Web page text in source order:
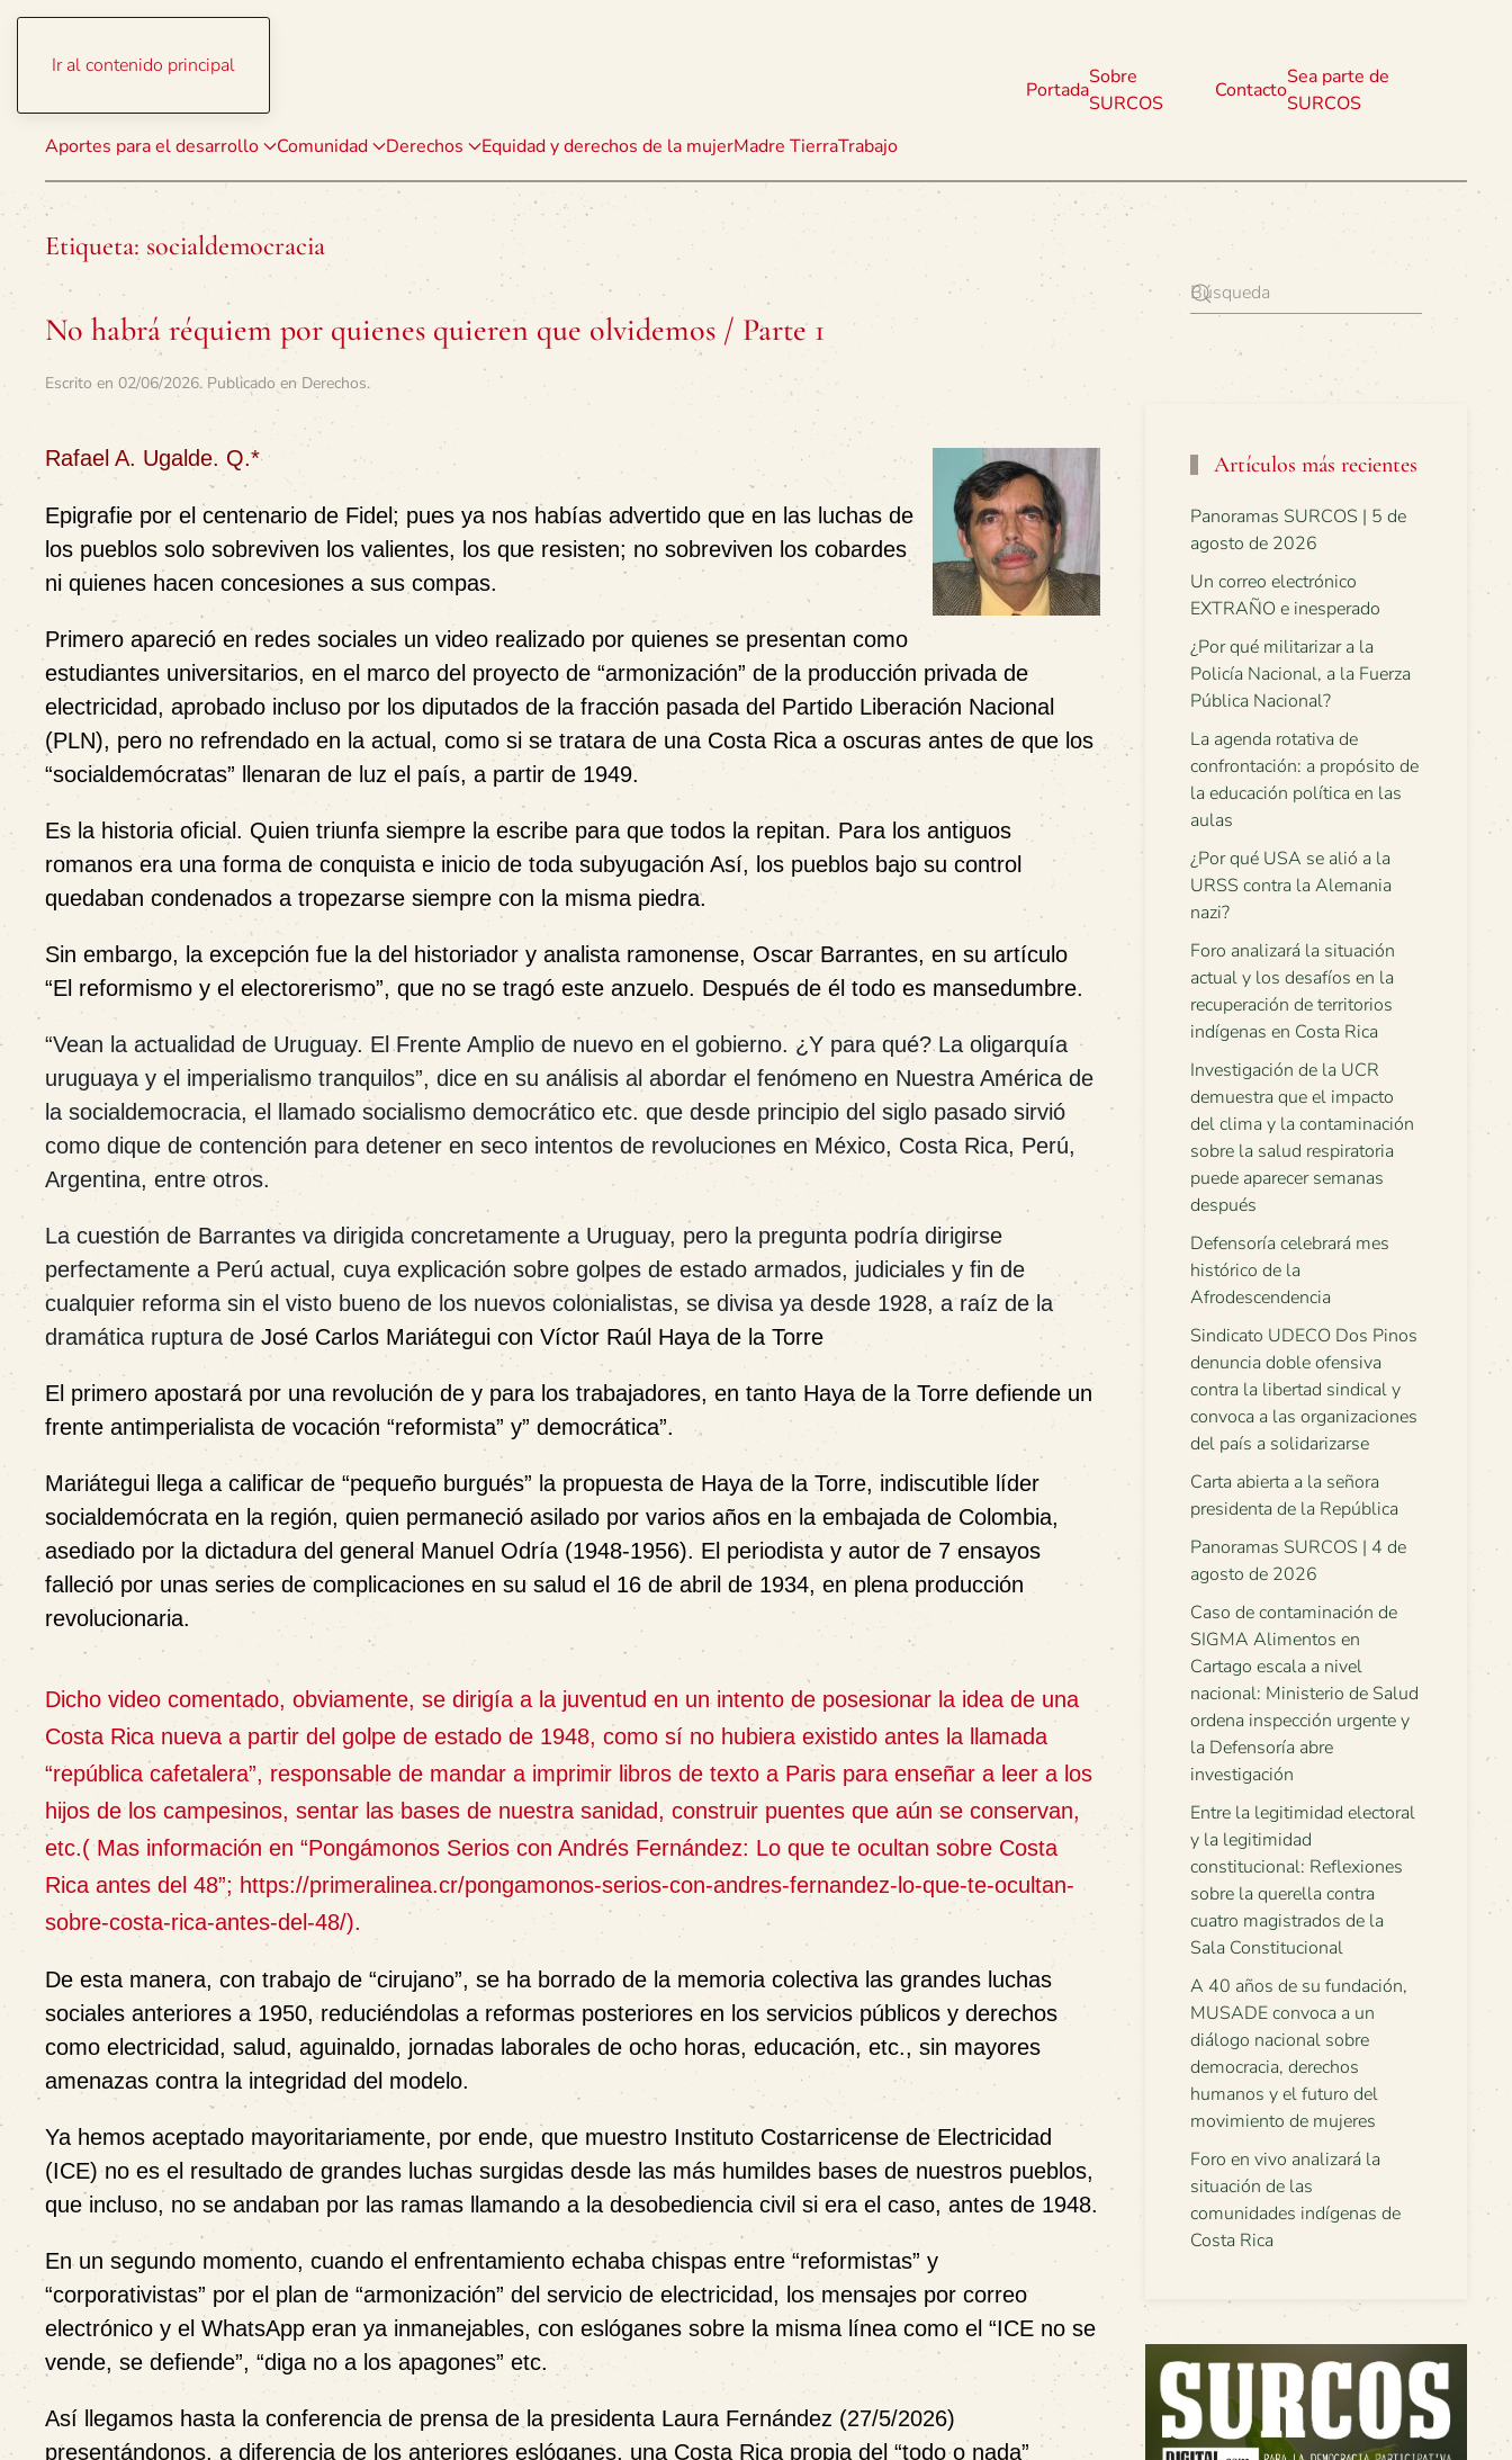
Ir al contenido principal
Aportes para el desarrollo Comunidad Derechos Equidad y derechos de la mujerMadre TierraTrabajo
Portada
Sobre
SURCOS
Contacto
Sea parte de
SURCOS
Etiqueta: socialdemocracia
No habrá réquiem por quienes quieren que olvidemos / Parte 1
Escrito en 02/06/2026. Publicado en Derechos.
Rafael A. Ugalde. Q.*
Epigrafie por el centenario de Fidel; pues ya nos habías advertido que en las luchas de
los pueblos solo sobreviven los valientes, los que resisten; no sobreviven los cobardes
ni quienes hacen concesiones a sus compas.
Primero apareció en redes sociales un video realizado por quienes se presentan como
estudiantes universitarios, en el marco del proyecto de “armonización” de la producción privada de
electricidad, aprobado incluso por los diputados de la fracción pasada del Partido Liberación Nacional
(PLN), pero no refrendado en la actual, como si se tratara de una Costa Rica a oscuras antes de que los
“socialdemócratas” llenaran de luz el país, a partir de 1949.
Es la historia oficial. Quien triunfa siempre la escribe para que todos la repitan. Para los antiguos
romanos era una forma de conquista e inicio de toda subyugación Así, los pueblos bajo su control
quedaban condenados a tropezarse siempre con la misma piedra.
Sin embargo, la excepción fue la del historiador y analista ramonense, Oscar Barrantes, en su artículo
“El reformismo y el electorerismo”, que no se tragó este anzuelo. Después de él todo es mansedumbre.
“Vean la actualidad de Uruguay. El Frente Amplio de nuevo en el gobierno. ¿Y para qué? La oligarquía
uruguaya y el imperialismo tranquilos”, dice en su análisis al abordar el fenómeno en Nuestra América de
la socialdemocracia, el llamado socialismo democrático etc. que desde principio del siglo pasado sirvió
como dique de contención para detener en seco intentos de revoluciones en México, Costa Rica, Perú,
Argentina, entre otros.
La cuestión de Barrantes va dirigida concretamente a Uruguay, pero la pregunta podría dirigirse
perfectamente a Perú actual, cuya explicación sobre golpes de estado armados, judiciales y fin de
cualquier reforma sin el visto bueno de los nuevos colonialistas, se divisa ya desde 1928, a raíz de la
dramática ruptura de José Carlos Mariátegui con Víctor Raúl Haya de la Torre
El primero apostará por una revolución de y para los trabajadores, en tanto Haya de la Torre defiende un
frente antimperialista de vocación “reformista” y” democrática”.
Mariátegui llega a calificar de “pequeño burgués” la propuesta de Haya de la Torre, indiscutible líder
socialdemócrata en la región, quien permaneció asilado por varios años en la embajada de Colombia,
asediado por la dictadura del general Manuel Odría (1948-1956). El periodista y autor de 7 ensayos
falleció por unas series de complicaciones en su salud el 16 de abril de 1934, en plena producción
revolucionaria.
Dicho video comentado, obviamente, se dirigía a la juventud en un intento de posesionar la idea de una
Costa Rica nueva a partir del golpe de estado de 1948, como sí no hubiera existido antes la llamada
“república cafetalera”, responsable de mandar a imprimir libros de texto a Paris para enseñar a leer a los
hijos de los campesinos, sentar las bases de nuestra sanidad, construir puentes que aún se conservan,
etc.( Mas información en “Pongámonos Serios con Andrés Fernández: Lo que te ocultan sobre Costa
Rica antes del 48”; https://primeralinea.cr/pongamonos-serios-con-andres-fernandez-lo-que-te-ocultan-
sobre-costa-rica-antes-del-48/).
De esta manera, con trabajo de “cirujano”, se ha borrado de la memoria colectiva las grandes luchas
sociales anteriores a 1950, reduciéndolas a reformas posteriores en los servicios públicos y derechos
como electricidad, salud, aguinaldo, jornadas laborales de ocho horas, educación, etc., sin mayores
amenazas contra la integridad del modelo.
Ya hemos aceptado mayoritariamente, por ende, que muestro Instituto Costarricense de Electricidad
(ICE) no es el resultado de grandes luchas surgidas desde las más humildes bases de nuestros pueblos,
que incluso, no se andaban por las ramas llamando a la desobediencia civil si era el caso, antes de 1948.
En un segundo momento, cuando el enfrentamiento echaba chispas entre “reformistas” y
“corporativistas” por el plan de “armonización” del servicio de electricidad, los mensajes por correo
electrónico y el WhatsApp eran ya inmanejables, con eslóganes sobre la misma línea como el “ICE no se
vende, se defiende”, “diga no a los apagones” etc.
Así llegamos hasta la conferencia de prensa de la presidenta Laura Fernández (27/5/2026)
presentándonos, a diferencia de los anteriores eslóganes, una Costa Rica propia del “todo o nada”
Artículos más recientes
Panoramas SURCOS | 5 de
agosto de 2026
Un correo electrónico
EXTRAÑO e inesperado
¿Por qué militarizar a la
Policía Nacional, a la Fuerza
Pública Nacional?
La agenda rotativa de
confrontación: a propósito de
la educación política en las
aulas
¿Por qué USA se alió a la
URSS contra la Alemania
nazi?
Foro analizará la situación
actual y los desafíos en la
recuperación de territorios
indígenas en Costa Rica
Investigación de la UCR
demuestra que el impacto
del clima y la contaminación
sobre la salud respiratoria
puede aparecer semanas
después
Defensoría celebrará mes
histórico de la
Afrodescendencia
Sindicato UDECO Dos Pinos
denuncia doble ofensiva
contra la libertad sindical y
convoca a las organizaciones
del país a solidarizarse
Carta abierta a la señora
presidenta de la República
Panoramas SURCOS | 4 de
agosto de 2026
Caso de contaminación de
SIGMA Alimentos en
Cartago escala a nivel
nacional: Ministerio de Salud
ordena inspección urgente y
la Defensoría abre
investigación
Entre la legitimidad electoral
y la legitimidad
constitucional: Reflexiones
sobre la querella contra
cuatro magistrados de la
Sala Constitucional
A 40 años de su fundación,
MUSADE convoca a un
diálogo nacional sobre
democracia, derechos
humanos y el futuro del
movimiento de mujeres
Foro en vivo analizará la
situación de las
comunidades indígenas de
Costa Rica